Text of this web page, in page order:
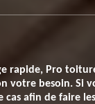
rapide, Pro
votre besoin. Si
afin de faire